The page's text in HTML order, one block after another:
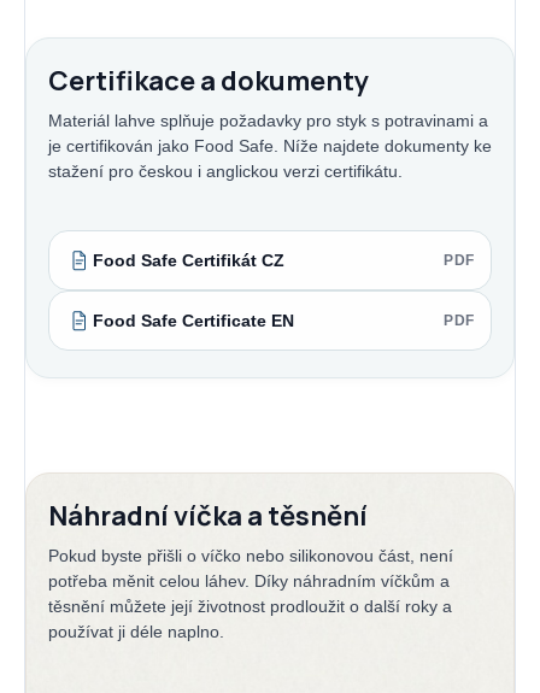
Certifikace a dokumenty
Materiál lahve splňuje požadavky pro styk s potravinami a
je certifikován jako Food Safe. Níže najdete dokumenty ke
stažení pro českou i anglickou verzi certifikátu.
Food Safe Certifikát CZ PDF
Food Safe Certificate EN PDF
Náhradní víčka a těsnění
Pokud byste přišli o víčko nebo silikonovou část, není
potřeba měnit celou láhev. Díky náhradním víčkům a
těsnění můžete její životnost prodloužit o další roky a
používat ji déle naplno.